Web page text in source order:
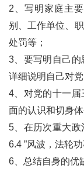
2、写明家庭主
别、工作单位、
处罚等；
3、要写明自己
详细说明自己对
4、对党的十一
面的认识和切身体
5、在历次重大政
6.4 ”风波，法轮
6、总结自身的优